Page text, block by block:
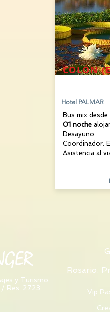
COLÓN
Hotel PALMAR
Bus mix
01 noche
Desayuno.
Coordinador.
Asistencia al
Rosario.
y Turismo
Res. 2723
Vip